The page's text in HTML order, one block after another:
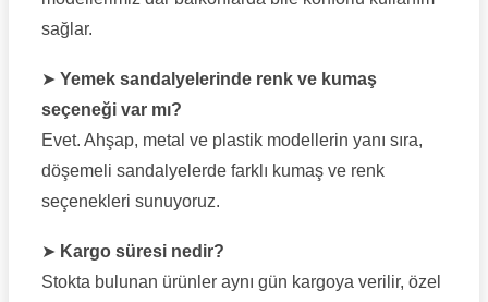
sağlar.
➤ Yemek sandalyelerinde renk ve kumaş
seçeneği var mı?
Evet. Ahşap, metal ve plastik modellerin yanı sıra,
döşemeli sandalyelerde farklı kumaş ve renk
seçenekleri sunuyoruz.
➤ Kargo süresi nedir?
Stokta bulunan ürünler aynı gün kargoya verilir, özel